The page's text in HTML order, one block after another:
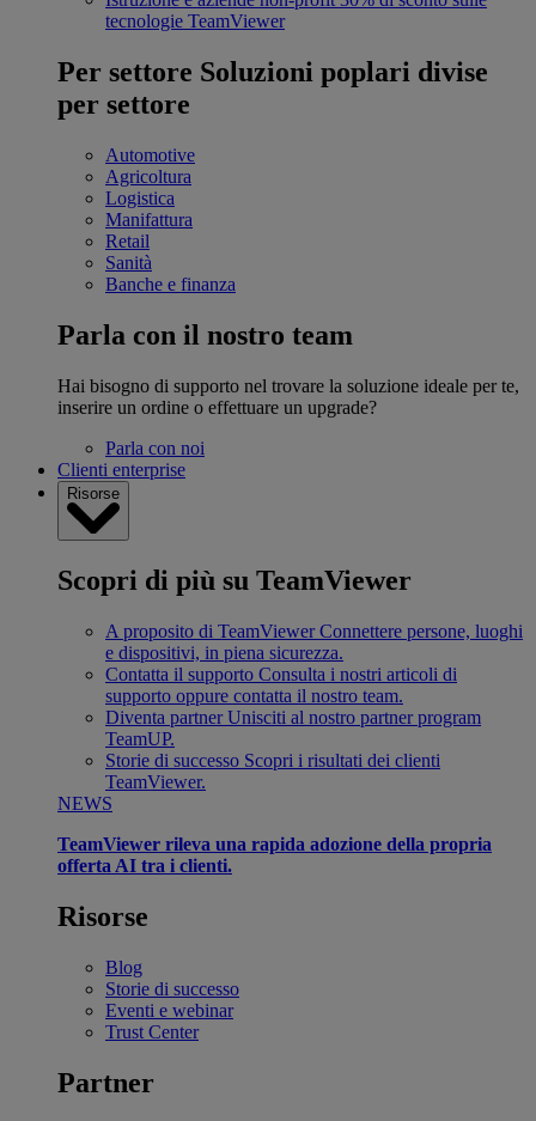
tecnologie TeamViewer
Per settore Soluzioni poplari divise
per settore
Automotive
Agricoltura
Logistica
Manifattura
Retail
Sanità
Banche e finanza
Parla con il nostro team
Hai bisogno di supporto nel trovare la soluzione ideale per te,
inserire un ordine o effettuare un upgrade?
Parla con noi
Clienti enterprise
Risorse
Scopri di più su TeamViewer
A proposito di TeamViewer Connettere persone, luoghi
e dispositivi, in piena sicurezza.
Contatta il supporto Consulta i nostri articoli di
supporto oppure contatta il nostro team.
Diventa partner Unisciti al nostro partner program
TeamUP.
Storie di successo Scopri i risultati dei clienti
TeamViewer.
NEWS
TeamViewer rileva una rapida adozione della propria
offerta AI tra i clienti.
Risorse
Blog
Storie di successo
Eventi e webinar
Trust Center
Partner